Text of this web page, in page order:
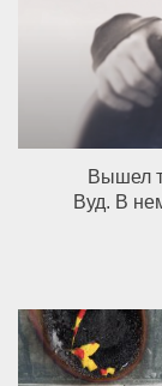
Вышел
Вуд. В